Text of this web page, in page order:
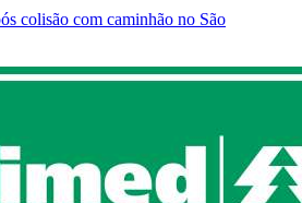
colisão com caminhão no São